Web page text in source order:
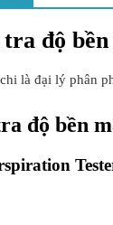
độ
là đại lý phân
độ bền